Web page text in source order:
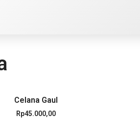
Celana Gaul
Rp45.000,00